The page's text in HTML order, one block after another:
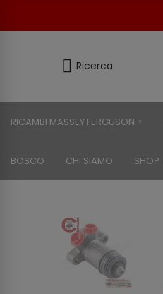
Ricerca
RICAMBI MASSEY FERGUSON
BOSCO CHI SIAMO SHOP